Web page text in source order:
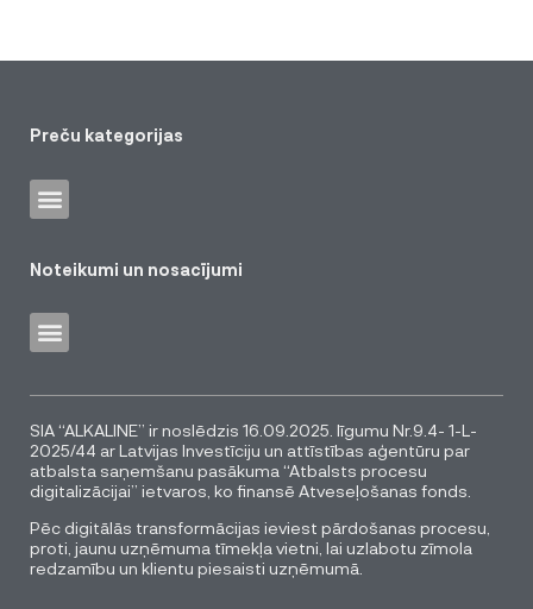
Preču kategorijas
Noteikumi un nosacījumi
SIA “ALKALINE” ir noslēdzis 16.09.2025. līgumu Nr.9.4- 1-L-
2025/44 ar Latvijas Investīciju un attīstības aģentūru par
atbalsta saņemšanu pasākuma “Atbalsts procesu
digitalizācijai” ietvaros, ko finansē Atveseļošanas fonds.
Pēc digitālās transformācijas ieviest pārdošanas procesu,
proti, jaunu uzņēmuma tīmekļa vietni, lai uzlabotu zīmola
redzamību un klientu piesaisti uzņēmumā.